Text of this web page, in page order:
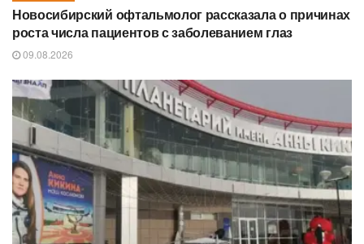
Новосибирский офтальмолог рассказала о причинах
роста числа пациентов с заболеванием глаз
09.08.2026